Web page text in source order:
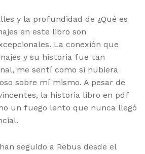
y la profundidad de ¿Qué es
en este libro son
La conexión que
y su historia fue tan
me sentí como si hubiera
sobre mí mismo. A pesar de
la historia libro en pdf
un fuego lento que nunca llegó
seguido a Rebus desde el